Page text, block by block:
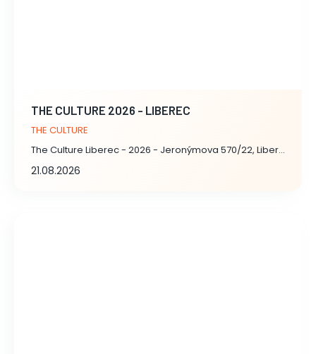
THE CULTURE 2026 - LIBEREC
THE CULTURE
The Culture Liberec - 2026 - Jeronýmova 570/22, Liberec
21.08.2026